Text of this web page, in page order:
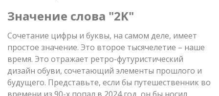
Значение слова "2K"
Сочетание цифры и буквы, на самом деле, имеет
простое значение. Это второе тысячелетие – наше
время. Это отражает ретро-футуристический
дизайн обуви, сочетающий элементы прошлого и
будущего. Представьте, если бы путешественник во